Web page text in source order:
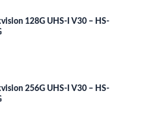
128G UHS-I V30 – HS-
256G UHS-I V30 – HS-